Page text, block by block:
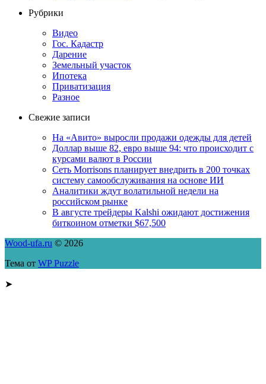
Рубрики
Видео
Гос. Кадастр
Дарение
Земельный участок
Ипотека
Приватизация
Разное
Свежие записи
На «Авито» выросли продажи одежды для детей
Доллар выше 82, евро выше 94: что происходит с
курсами валют в России
Сеть Morrisons планирует внедрить в 200 точках
систему самообслуживания на основе ИИ
Аналитики ждут волатильной недели на
российском рынке
В августе трейдеры Kalshi ожидают достижения
биткоином отметки $67,500
Wood-ufa.ru © 2026
Тема от WP Puzzle
➤